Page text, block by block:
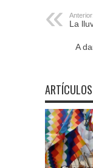
Anterior:
La
A